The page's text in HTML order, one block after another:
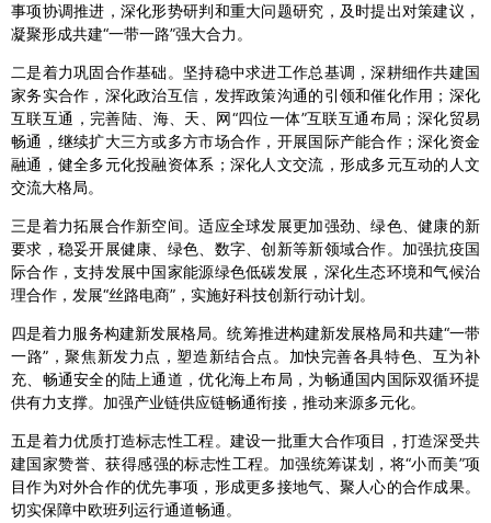
事项协调推进，深化形势研判和重大问题研究，及时提出对策建议，
凝聚形成共建“一带一路”强大合力。
二是着力巩固合作基础。坚持稳中求进工作总基调，深耕细作共建国
家务实合作，深化政治互信，发挥政策沟通的引领和催化作用；深化
互联互通，完善陆、海、天、网“四位一体”互联互通布局；深化贸易
畅通，继续扩大三方或多方市场合作，开展国际产能合作；深化资金
融通，健全多元化投融资体系；深化人文交流，形成多元互动的人文
交流大格局。
三是着力拓展合作新空间。适应全球发展更加强劲、绿色、健康的新
要求，稳妥开展健康、绿色、数字、创新等新领域合作。加强抗疫国
际合作，支持发展中国家能源绿色低碳发展，深化生态环境和气候治
理合作，发展“丝路电商”，实施好科技创新行动计划。
四是着力服务构建新发展格局。统筹推进构建新发展格局和共建“一带
一路”，聚焦新发力点，塑造新结合点。加快完善各具特色、互为补
充、畅通安全的陆上通道，优化海上布局，为畅通国内国际双循环提
供有力支撑。加强产业链供应链畅通衔接，推动来源多元化。
五是着力优质打造标志性工程。建设一批重大合作项目，打造深受共
建国家赞誉、获得感强的标志性工程。加强统筹谋划，将“小而美”项
目作为对外合作的优先事项，形成更多接地气、聚人心的合作成果。
切实保障中欧班列运行通道畅通。